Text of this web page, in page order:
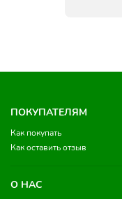
ПОКУПАТЕЛЯМ
Как покупать
Как оставить отзыв
О НАС